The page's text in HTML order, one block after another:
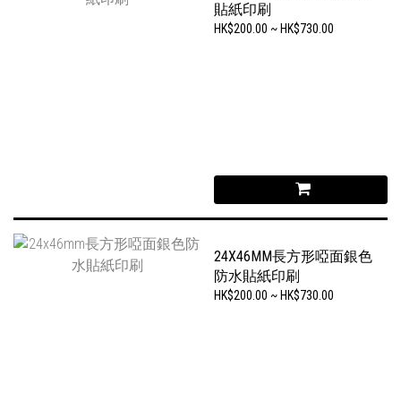
貼紙印刷
HK$200.00 ~ HK$730.00
24X46MM長方形啞面銀色
防水貼紙印刷
HK$200.00 ~ HK$730.00